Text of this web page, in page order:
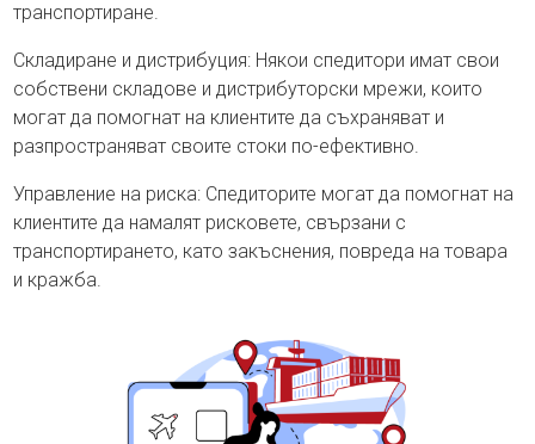
транспортиране.
Складиране и дистрибуция: Някои спедитори имат свои
собствени складове и дистрибуторски мрежи, които
могат да помогнат на клиентите да съхраняват и
разпространяват своите стоки по-ефективно.
Управление на риска: Спедиторите могат да помогнат на
клиентите да намалят рисковете, свързани с
транспортирането, като закъснения, повреда на товара
и кражба.